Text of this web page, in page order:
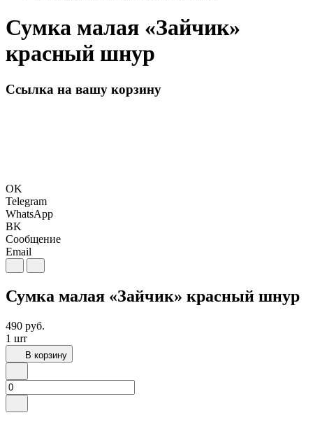
Сумка малая «Зайчик»
красный шнур
Ссылка на вашу корзину
OK
Telegram
WhatsApp
BK
Сообщение
Email
Сумка малая «Зайчик» красный шнур
490 руб.
1 шт
В корзину